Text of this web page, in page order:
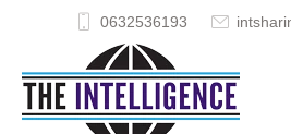
0632536193